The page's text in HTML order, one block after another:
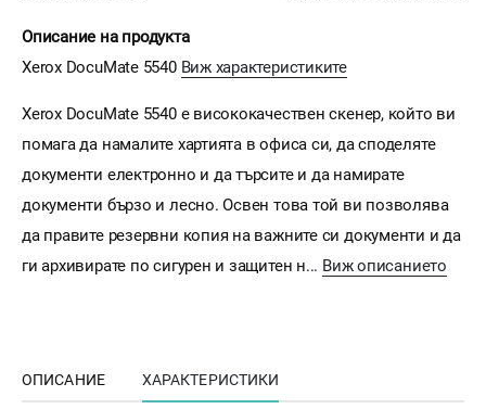
Описание на продукта
Xerox DocuMate 5540 Виж характеристиките
Xerox DocuMate 5540 е висококачествен скенер, който ви
помага да намалите хартията в офиса си, да споделяте
документи електронно и да търсите и да намирате
документи бързо и лесно. Освен това той ви позволява
да правите резервни копия на важните си документи и да
ги архивирате по сигурен и защитен н... Виж описанието
ОПИСАНИЕ ХАРАКТЕРИСТИКИ